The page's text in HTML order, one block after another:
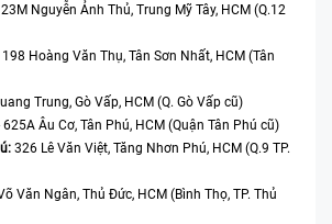
23M Nguyễn Ảnh Thủ, Trung Mỹ Tây, HCM (Q.12
198 Hoàng Văn Thụ, Tân Sơn Nhất, HCM (Tân
Trung, Gò Vấp, HCM (Q. Gò Vấp cũ)
625A Âu Cơ, Tân Phú, HCM (Quận Tân Phú cũ)
326 Lê Văn Việt, Tăng Nhơn Phú, HCM (Q.9 TP.
Văn Ngân, Thủ Đức, HCM (Bình Thọ, TP. Thủ